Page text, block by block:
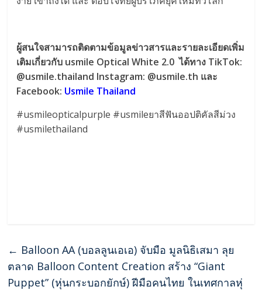
ผู้สนใจสามารถติดตามข้อมูลข่าวสารและรายละเอียดเพิ่ม
เติมเกี่ยวกับ usmile Optical White 2.0 ได้ทาง TikTok:
@usmile.thailand Instagram: @usmile.th และ
Facebook: Usmile Thailand
#usmileopticalpurple #usmileยาสีฟันออปติคัลสีม่วง
#usmilethailand
← Balloon AA (บอลลูนเอเอ) จับมือ มูลนิธิเสมา ลุย
ตลาด Balloon Content Creation สร้าง “Giant
Puppet” (หุ่นกระบอกยักษ์) ฝีมือคนไทย ในเทศกาลหุ่